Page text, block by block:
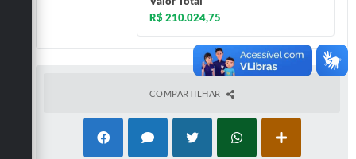
R$ 210.024,75
COMPARTILHAR